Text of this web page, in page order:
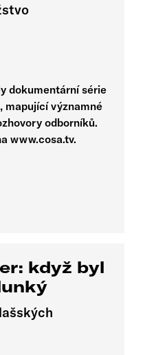
dokumentární série
významné
odborníků.
www.cosa.tv.
když byl